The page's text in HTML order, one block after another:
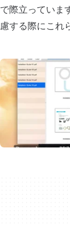
で際立っていま
慮する際にこれ